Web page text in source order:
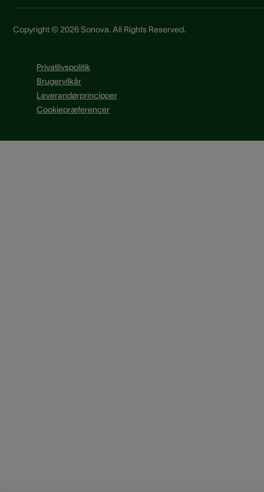
Copyright © 2026 Sonova. All Rights Reserved.
Privatlivspolitik
Brugervilkår
Leverandørprincipper
Cookiepræferencer